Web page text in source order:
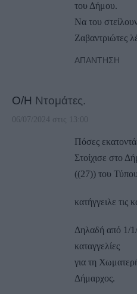
του Δήμου.
Να του
Ζαβαντριώτες
ΑΠΆΝΤΗΣΗ
Ο/Η Ντομάτες.
06/07/2024 στις 13:00
Πόσες
Στοίχισε στο
((27)) του
κατήγγειλε τις
Δηλαδή από 1/
καταγγελίες
για τη
Δήμαρχος.